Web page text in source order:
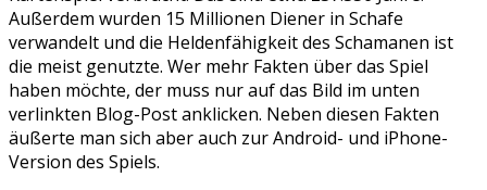
Außerdem wurden 15 Millionen Diener in Schafe
verwandelt und die Heldenfähigkeit des Schamanen ist
die meist genutzte. Wer mehr Fakten über das Spiel
haben möchte, der muss nur auf das Bild im unten
verlinkten Blog-Post anklicken. Neben diesen Fakten
äußerte man sich aber auch zur Android- und iPhone-
Version des Spiels.